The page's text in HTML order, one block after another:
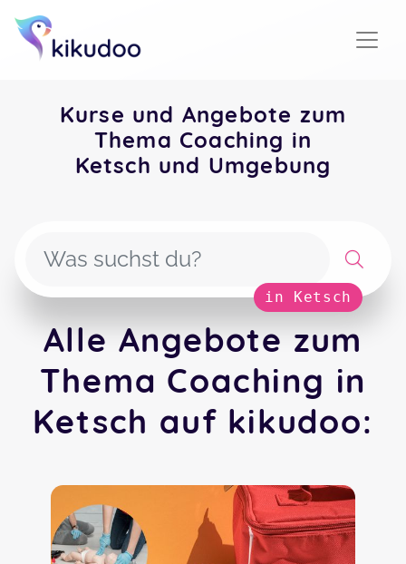
Kurse und Angebote zum
Thema Coaching in
Ketsch und Umgebung
in Ketsch
Alle Angebote zum
Thema Coaching in
Ketsch auf kikudoo: